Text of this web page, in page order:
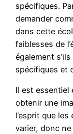
spécifiques.
demander
dans cette
faiblesses de
également
spécifiques et
Il est essentiel
obtenir une
l’esprit que
varier, donc